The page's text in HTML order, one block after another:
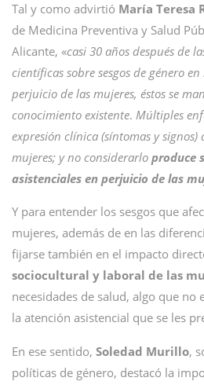
Tal y como advirtió María Teresa
de Medicina Preventiva y Salud
Alicante, «casi 30 años después de
científicas sobre sesgos de género
perjuicio de las mujeres, éstos se
conocimiento existente. Múltiples
expresión clínica (síntomas y
mujeres; y no considerarlo produce
asistenciales en perjuicio de las
Y para entender los sesgos que
mujeres, además de en las
fijarse también en el impacto
sociocultural y laboral de las
necesidades de salud, algo que no
la atención asistencial que se les
En ese sentido, Soledad Murillo,
políticas de género, destacó la